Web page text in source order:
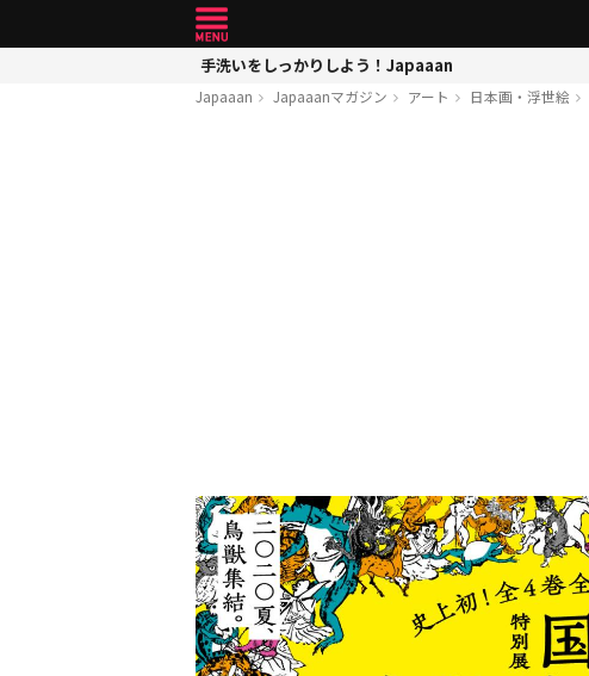
手洗いをしっかりしよう！Japaaan
Japaaan Japaaanマガジン アート 日本画・浮世絵